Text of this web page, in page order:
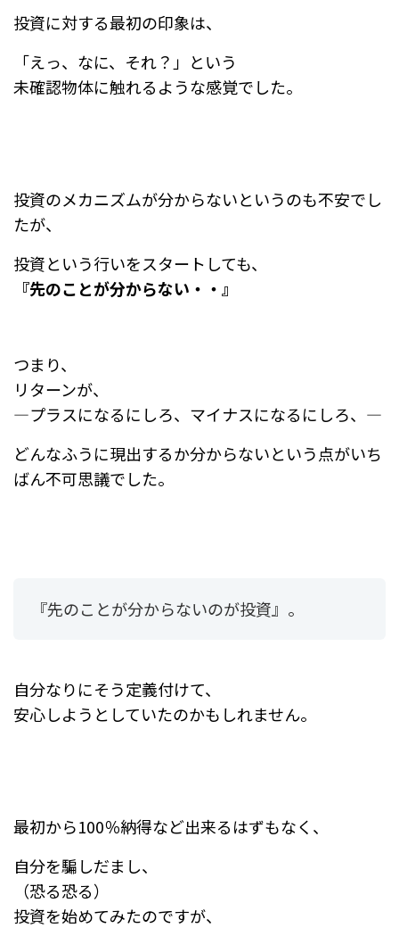
投資に対する最初の印象は、
「えっ、なに、それ？」という
未確認物体に触れるような感覚でした。
投資のメカニズムが分からないというのも不安でし
たが、
投資という行いをスタートしても、
『先のことが分からない・・』
つまり、
リターンが、
―プラスになるにしろ、マイナスになるにしろ、―
どんなふうに現出するか分からないという点がいち
ばん不可思議でした。
『先のことが分からないのが投資』。
自分なりにそう定義付けて、
安心しようとしていたのかもしれません。
最初から100％納得など出来るはずもなく、
自分を騙しだまし、
（恐る恐る）
投資を始めてみたのですが、